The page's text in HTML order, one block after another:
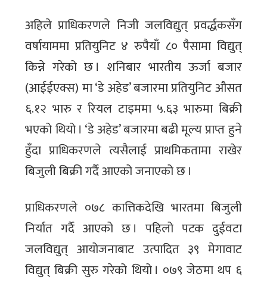
अहिले प्राधिकरणले निजी जलविद्युत् प्रवर्द्धकसँग
वर्षायाममा प्रतियुनिट ४ रुपैयाँ ८० पैसामा विद्युत्
किन्ने गरेको छ । शनिबार भारतीय ऊर्जा बजार
(आईईएक्स) मा ‘डे अहेड’ बजारमा प्रतियुनिट औसत
६.१२ भारु र रियल टाइममा ५.६३ भारुमा बिक्री
भएको थियो । ‘डे अहेड’ बजारमा बढी मूल्य प्राप्त हुने
हुँदा प्राधिकरणले त्यसैलाई प्राथमिकतामा राखेर
बिजुली बिक्री गर्दै आएको जनाएको छ ।
प्राधिकरणले ०७८ कात्तिकदेखि भारतमा बिजुली
निर्यात गर्दै आएको छ । पहिलो पटक दुईवटा
जलविद्युत् आयोजनाबाट उत्पादित ३९ मेगावाट
विद्युत् बिक्री सुरु गरेको थियो । ०७९ जेठमा थप ६